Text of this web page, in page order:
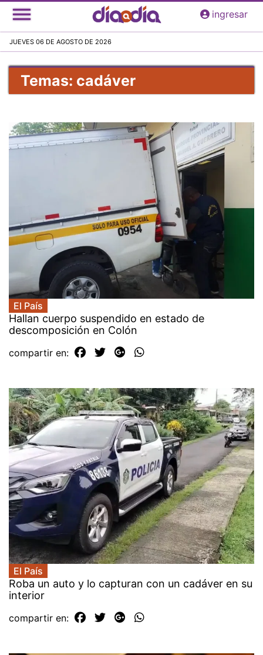
Pasar
al
principal
ingresar
JUEVES 06 DE AGOSTO DE 2026
Temas: cadáver
El País
Hallan cuerpo suspendido en estado de
descomposición en Colón
compartir en:
El País
Roba un auto y lo capturan con un cadáver en su
interior
compartir en: